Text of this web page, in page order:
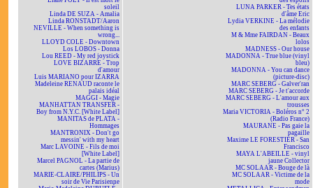
soleil
Linda DE SUZA - Amalia
Linda RONSTADT/Aaron
NEVILLE - When something is
wrong...
LLOYD COLE - Downtown
Los LOBOS - Donna
Lou REED - My red joystick
LOVE BIZARRE - Trop
d'amour
Luis MARIANO pour IZARRA
Madeleine RENAUD raconte le
palais idéal
MAGGI - Magie
MANHATTAN TRANSFER -
Boy from N.Y.C. [White Label]
MANITAS de PLATA -
Hommages
MANTRONIX - Don't go
messin' with my heart
Marc LAVOINE - Fils de moi
[White Label]
Marcel PAGNOL - La partie de
cartes (Marius)
MARIE-CLAIRE/PHILIPS - Un
soir de Vie Parisienne
LUNA PARKER - Tes états
d'âme Eric
Lydia VERKINE - La mélodie
des enfants
M & Mme FAIRDAN - Beaux
lolos
MADNESS - Our house
MADONNA - True blue (vinyl
bleu)
MADONNA - You can dance
(picture-disc)
MARC SEBERG - Galver'ran
MARC SEBERG - Je t'accorde
MARC SEBERG - L'amour aux
trousses
Maria VICTORIA - Boléros n° 2
(Radio France)
MAURANE - Pas gaie la
pagaille
Maxime LE FORESTIER - San
Francisco
MAYA L'ABEILLE - vinyl
jaune Collector
MC SOLAAR - Bouge de là
MC SOLAAR - Victime de la
mode